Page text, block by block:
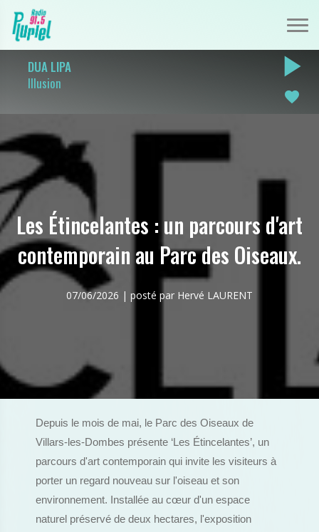
DUA LIPA
Illusion
play_arrow
favorite
Les Étincelantes : un parcours d'art
contemporain au Parc des Oiseaux.
07/06/2026 | posté par Hervé LAURENT
Depuis le mois de mai, le Parc des Oiseaux de
Villars-les-Dombes présente ‘Les Étincelantes’, un
parcours d'art contemporain qui invite les visiteurs à
porter un regard nouveau sur l'oiseau et son
environnement. Installée au cœur d'un espace
naturel préservé de deux hectares, l'exposition